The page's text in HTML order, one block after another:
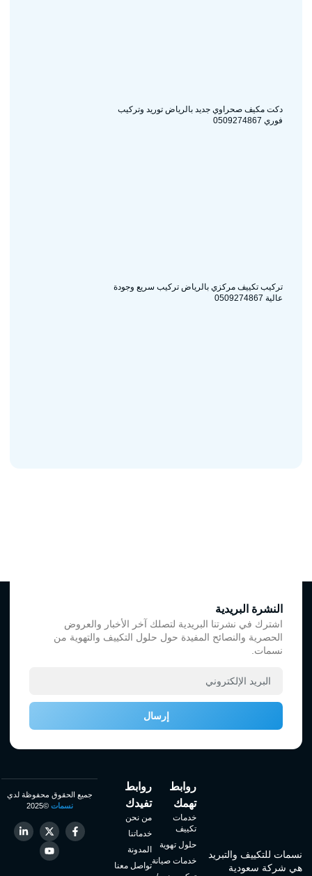
دكت مكيف صحراوي جديد بالرياض توريد وتركيب
فوري 0509274867
تركيب تكييف مركزي بالرياض تركيب سريع وجودة
عالية 0509274867
نسمات للتكييف والتبريد
هي شركة سعودية
روابط
تهمك
خدمات
تكييف
حلول تهوية
خدمات صيانة
روابط
تفيدك
من نحن
خدماتنا
المدونة
تواصل معنا
جميع الحقوق محفوظة لدي
نسمات©2025
النشرة البريدية
اشترك في نشرتنا البريدية لتصلك آخر الأخبار والعروض
الحصرية والنصائح المفيدة حول حلول التكييف والتهوية من
نسمات.
إرسال